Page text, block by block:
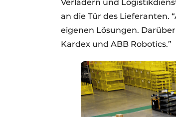
Verladern und
an die Tür des Lieferanten.
eigenen Lösungen.
Kardex und ABB Robotics.”